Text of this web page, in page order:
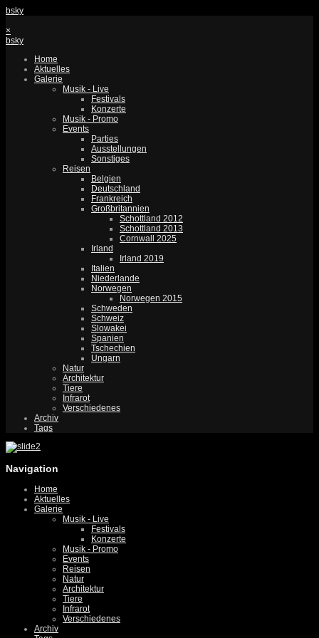
bsky
×
bsky
Home
Aktuelles
Galerie
Musik - Live
Festivals
Konzerte
Musik - Promo
Events
Parties
Ausstellungen
Sonstiges
Reisen
Belgien
Deutschland
Frankreich
Großbritannien
Schottland 2012
Schottland 2013
Cornwall 2025
Irland
Irland 2019
Italien
Niederlande
Norwegen
Norwegen 2015
Schweden
Schweiz
Slowakei
Spanien
Tschechien
Ungarn
Natur
Architektur
Tiere
Infrarot
Verschiedenes
Archiv
Tags
Navigation
Home
Aktuelles
Galerie
Musik - Live
Festivals
Konzerte
Musik - Promo
Events
Reisen
Natur
Architektur
Tiere
Infrarot
Verschiedenes
Archiv